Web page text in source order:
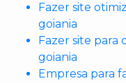
Fazer site
goiania
Fazer site para
goiania
Empresa para